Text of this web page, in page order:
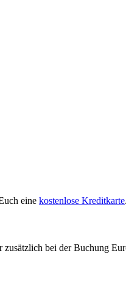
eine kostenlose Kreditkarte
bei der Buchung